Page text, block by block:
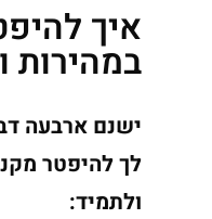
איך
במהירות
ישנם ארבעה
לך להיפטר
ולתמיד: